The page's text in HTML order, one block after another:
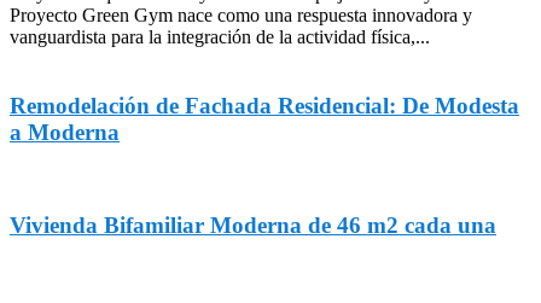
Proyecto Green Gym nace como una respuesta innovadora y
vanguardista para la integración de la actividad física,...
Remodelación de Fachada Residencial: De Modesta
a Moderna
Vivienda Bifamiliar Moderna de 46 m2 cada una